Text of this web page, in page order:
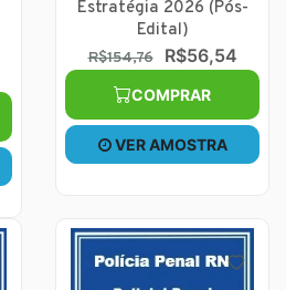
Estratégia 2026 (Pós-
Edital)
R$154,76 R$56,54
COMPRAR
VER AMOSTRA